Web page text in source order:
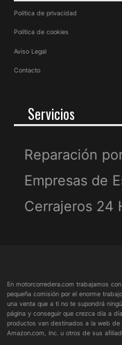
Política de privacidad
Política de cookies
Aviso Legal
Contacto
Servicios
Reparación
Empresas de
Cerrajeros 24
En motorcorredera.com trabajamos
pequeña comisión por el enorme
una venta que a ti no te supondrá
página y conseguir que crezca día a
productos van destinados a la web
Amazon.com, Inc. u otros de sus